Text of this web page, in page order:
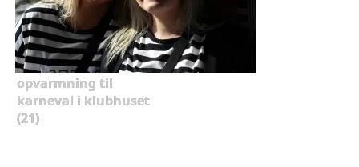
opvarmning til
karneval i klubhuset
(21)